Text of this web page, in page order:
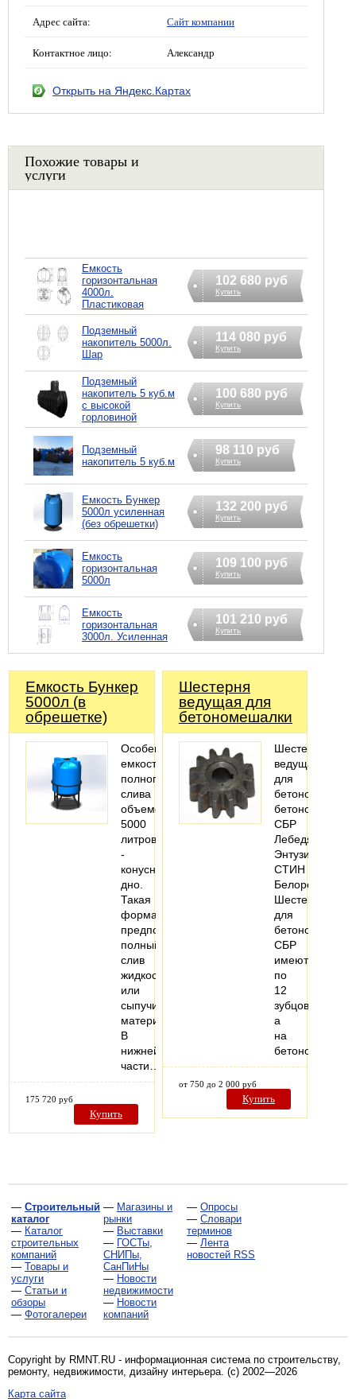
Адрес сайта: Сайт компании
Контактное лицо: Александр
Открыть на Яндекс.Картах
Похожие товары и
услуги
Емкость
горизонтальная
4000л.
Пластиковая
102 680 руб
Купить
Подземный
накопитель 5000л.
Шар
114 080 руб
Купить
Подземный
накопитель 5 куб.м
с высокой
горловиной
100 680 руб
Купить
Подземный
накопитель 5 куб.м
98 110 руб
Купить
Емкость Бункер
5000л усиленная
(без обрешетки)
132 200 руб
Купить
Емкость
горизонтальная
5000л
109 100 руб
Купить
Емкость
горизонтальная
3000л. Усиленная
101 210 руб
Купить
Емкость Бункер
5000л (в
обрешетке)
Особенность
емкости
полного
слива
объемом
5000
литров
-
конусное
дно.
Такая
форма
предполагает
полный
слив
жидкости
или
сыпучих
материалов.
В
нижней
части…
175 720 руб
Купить
Шестерня
ведущая для
бетономешалки
Шестерня
ведущая
для
СБР
Лебедянь,
Энтузиаст
СТИН
Белорецк.
Шестерни
для
СБР
имеют
по
12
зубцов,
а
на
от 750 до 2 000 руб
Купить
— Строительный
каталог
— Каталог
строительных
компаний
— Товары и
услуги
— Статьи и
обзоры
— Фотогалереи
— Магазины и
рынки
— Выставки
— ГОСТы,
СНИПы,
СанПиНы
— Новости
недвижимости
— Новости
компаний
— Опросы
— Словари
терминов
— Лента
новостей RSS
Copyright by RMNT.RU - информационная система по строительству,
ремонту, недвижимости, дизайну интерьера . (c) 2002—2026
Карта сайта